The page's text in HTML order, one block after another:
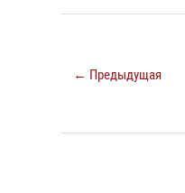
← Предыдущая